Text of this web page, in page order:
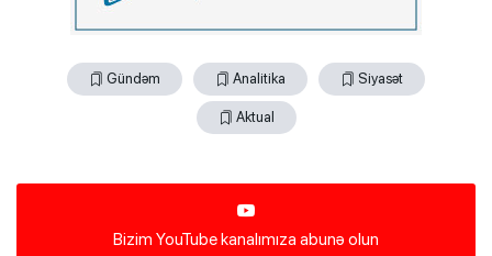
Gündəm Analitika Siyasət
Aktual
Bizim YouTube kanalımıza abunə olun